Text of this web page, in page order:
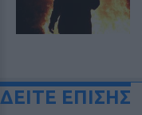
ΔΕΙΤΕ ΕΠΙΣΗΣ